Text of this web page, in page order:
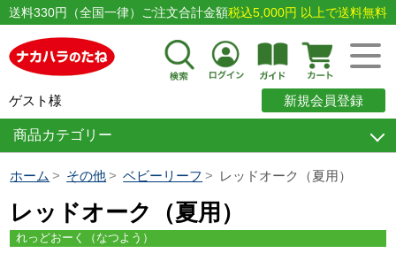
送料330円（全国一律）ご注文合計金額税込5,000円 以上で送料無料
ゲスト様 新規会員登録
商品カテゴリー
ホーム その他 ベビーリーフ レッドオーク（夏用）
レッドオーク（夏用）
れっどおーく（なつよう）